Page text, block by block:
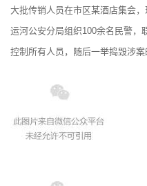
大批传销人员在市区某酒店集会，
运河公安分局组织100余名民警，
控制所有人员，随后一举捣毁涉